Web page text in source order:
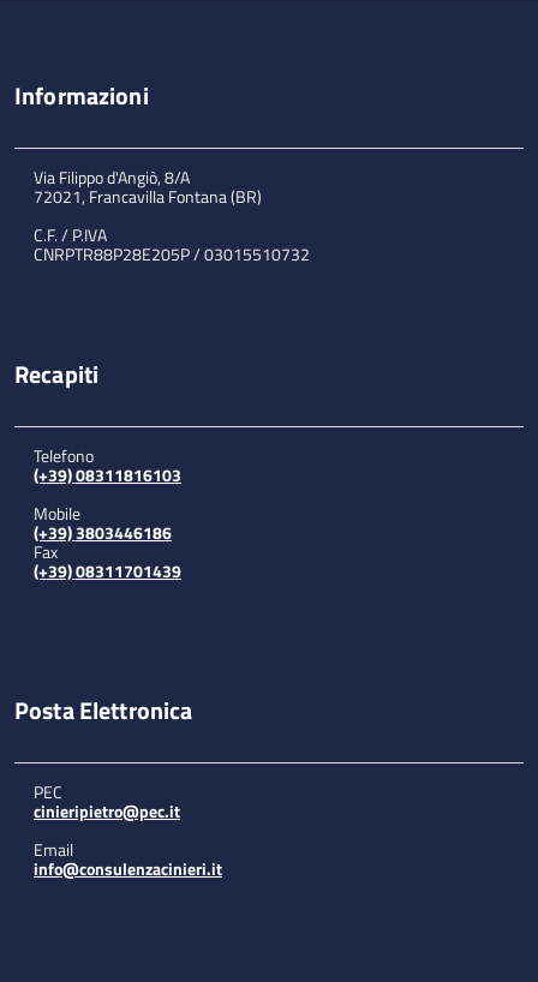
Informazioni
Via Filippo d'Angiò, 8/A
72021, Francavilla Fontana (BR)
C.F. / P.IVA
CNRPTR88P28E205P / 03015510732
Recapiti
Telefono
(+39) 08311816103
Mobile
(+39) 3803446186
Fax
(+39) 08311701439
Posta Elettronica
PEC
cinieripietro@pec.it
Email
info@consulenzacinieri.it